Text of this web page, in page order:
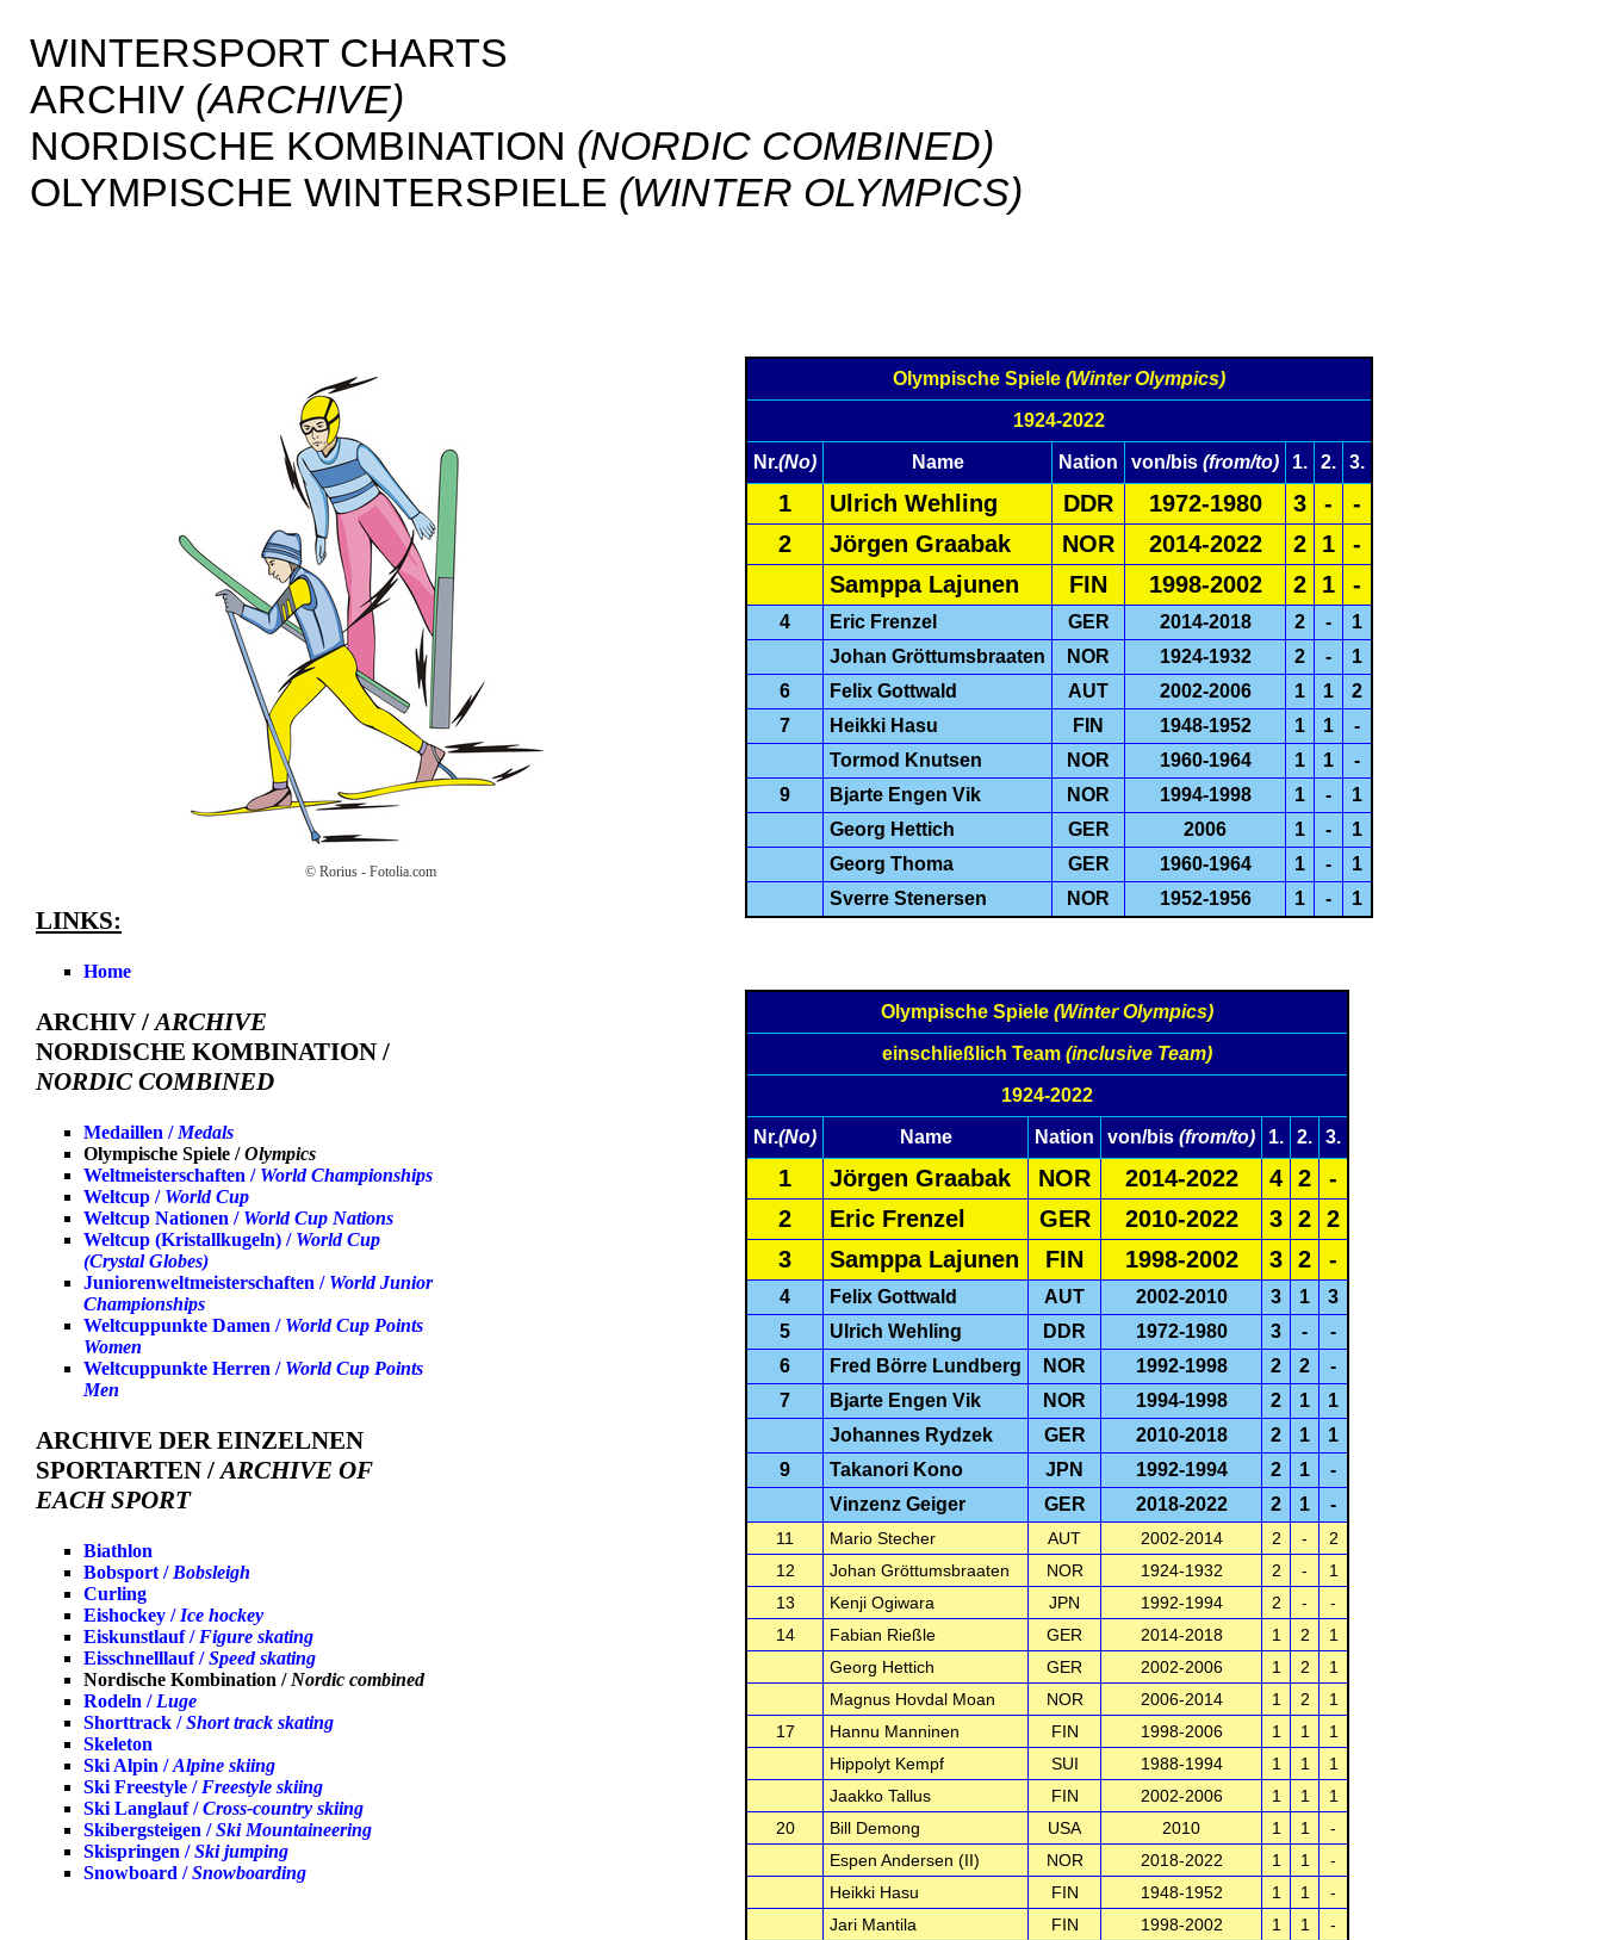
WINTERSPORT CHARTS
ARCHIV (ARCHIVE)
NORDISCHE KOMBINATION (NORDIC COMBINED)
OLYMPISCHE WINTERSPIELE (WINTER OLYMPICS)
© Rorius - Fotolia.com
LINKS:
Home
ARCHIV /ARCHIVE
NORDISCHE KOMBINATION /
NORDIC COMBINED
Medaillen / Medals
Olympische Spiele /Olympics
Weltmeisterschaften / World Championships
Weltcup / World Cup
Weltcup Nationen / World Cup Nations
Weltcup (Kristallkugeln) / World Cup
(Crystal Globes)
Juniorenweltmeisterschaften / World Junior
Championships
Weltcuppunkte Damen / World Cup Points
Women
Weltcuppunkte Herren / World Cup Points
Men
ARCHIVE DER EINZELNEN
SPORTARTEN /ARCHIVE OF
EACH SPORT
Biathlon
Bobsport / Bobsleigh
Curling
Eishockey / Ice hockey
Eiskunstlauf / Figure skating
Eisschnelllauf /Speed skating
Nordische Kombination / Nordic combined
Rodeln / Luge
Shorttrack /Short track skating
Skeleton
Ski Alpin /Alpine skiing
Ski Freestyle / Freestyle skiing
Ski Langlauf /Cross-country skiing
Skibergsteigen /Ski Mountaineering
Skispringen /Ski jumping
Snowboard /Snowboarding
Olympische Spiele (Winter Olympics)
1924-2022
Nr.(No) Name Nation von/bis (from/to) 1. 2. 3.
1 Ulrich Wehling DDR 1972-1980 3 -
-
2
Jörgen Graabak NOR 2014-2022 2 1
-
Samppa Lajunen
FIN 1998-2002 2 1 -
4 Eric Frenzel GER 2014-2018 2 -
1
Johan Gröttumsbraaten
NOR 1924-1932 2 -
1
6
Felix Gottwald AUT 2002-2006 1 1
2
7
Heikki Hasu FIN 1948-1952 1 1
-
Tormod Knutsen
NOR 1960-1964 1 1
-
9
Bjarte Engen Vik NOR 1994-1998 1 -
1
Georg Hettich
GER 2006 1 -
1
Georg Thoma
GER 1960-1964 1 -
1
Sverre Stenersen
NOR 1952-1956 1 - 1
Olympische Spiele (Winter Olympics)
einschließlich Team (inclusive Team)
1924-2022
Nr.(No) Name Nation von/bis (from/to) 1. 2. 3.
1 Jörgen Graabak NOR 2014-2022 4 2
-
2
Eric Frenzel GER 2010-2022 3 2 2
3
Samppa Lajunen FIN 1998-2002 3 2 -
4 Felix Gottwald AUT 2002-2010 3 1
3
5
Ulrich Wehling DDR 1972-1980 3 -
-
6
Fred Börre Lundberg NOR 1992-1998 2 2
-
7
Bjarte Engen Vik NOR 1994-1998 2 1
1
Johannes Rydzek
GER 2010-2018 2 1
1
9
Takanori Kono JPN 1992-1994 2 1
-
Vinzenz Geiger
GER 2018-2022 2 1 -
11 Mario Stecher AUT 2002-2014 2 -
2
12
Johan Gröttumsbraaten NOR 1924-1932 2 -
1
13
Kenji Ogiwara JPN 1992-1994 2 -
-
14
Fabian Rießle GER 2014-2018 1 2
1
Georg Hettich
GER 2002-2006 1 2
1
Magnus Hovdal Moan
NOR 2006-2014 1 2
1
17
Hannu Manninen FIN 1998-2006 1 1
1
Hippolyt Kempf
SUI 1988-1994 1 1
1
Jaakko Tallus
FIN 2002-2006 1 1
1
20
Bill Demong USA 2010 1 1
-
Espen Andersen (II)
NOR 2018-2022 1 1
-
Heikki Hasu
FIN 1948-1952 1 1
-
Jari Mantila
FIN 1998-2002 1 1
-